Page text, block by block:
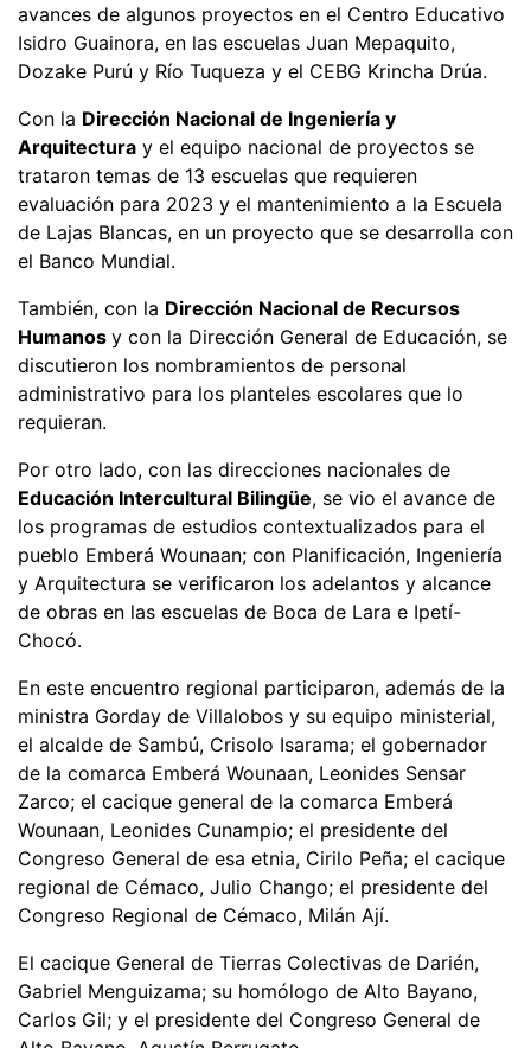
avances de algunos proyectos en el Centro Educativo
Isidro Guainora, en las escuelas Juan Mepaquito,
Dozake Purú y Río Tuqueza y el CEBG Krincha Drúa.
Con la Dirección Nacional de Ingeniería y
Arquitectura y el equipo nacional de proyectos se
trataron temas de 13 escuelas que requieren
evaluación para 2023 y el mantenimiento a la Escuela
de Lajas Blancas, en un proyecto que se desarrolla con
el Banco Mundial.
También, con la Dirección Nacional de Recursos
Humanos y con la Dirección General de Educación, se
discutieron los nombramientos de personal
administrativo para los planteles escolares que lo
requieran.
Por otro lado, con las direcciones nacionales de
Educación Intercultural Bilingüe, se vio el avance de
los programas de estudios contextualizados para el
pueblo Emberá Wounaan; con Planificación, Ingeniería
y Arquitectura se verificaron los adelantos y alcance
de obras en las escuelas de Boca de Lara e Ipetí-
Chocó.
En este encuentro regional participaron, además de la
ministra Gorday de Villalobos y su equipo ministerial,
el alcalde de Sambú, Crisolo Isarama; el gobernador
de la comarca Emberá Wounaan, Leonides Sensar
Zarco; el cacique general de la comarca Emberá
Wounaan, Leonides Cunampio; el presidente del
Congreso General de esa etnia, Cirilo Peña; el cacique
regional de Cémaco, Julio Chango; el presidente del
Congreso Regional de Cémaco, Milán Ají.
El cacique General de Tierras Colectivas de Darién,
Gabriel Menguizama; su homólogo de Alto Bayano,
Carlos Gil; y el presidente del Congreso General de